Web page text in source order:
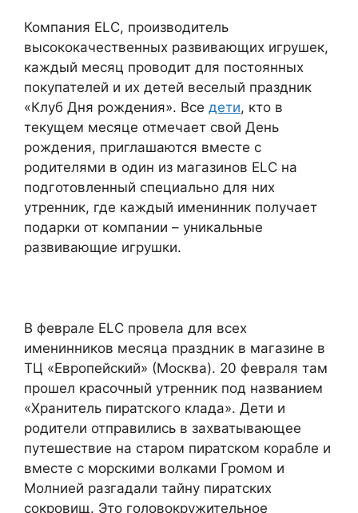
Компания ELC, производитель
высококачественных развивающих игрушек,
каждый месяц проводит для постоянных
покупателей и их детей веселый праздник
«Клуб Дня рождения». Все дети, кто в
текущем месяце отмечает свой День
рождения, приглашаются вместе с
родителями в один из магазинов ELC на
подготовленный специально для них
утренник, где каждый именинник получает
подарки от компании – уникальные
развивающие игрушки.
В феврале ELC провела для всех
именинников месяца праздник в магазине в
ТЦ «Европейский» (Москва). 20 февраля там
прошел красочный утренник под названием
«Хранитель пиратского клада». Дети и
родители отправились в захватывающее
путешествие на старом пиратском корабле и
вместе с морскими волками Громом и
Молнией разгадали тайну пиратских
сокровищ. Это головокружительное